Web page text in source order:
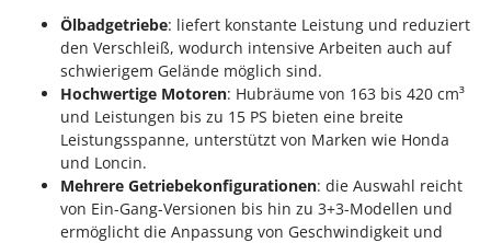
Ölbadgetriebe: liefert konstante Leistung und reduziert
den Verschleiß, wodurch intensive Arbeiten auch auf
schwierigem Gelände möglich sind.
Hochwertige Motoren: Hubräume von 163 bis 420 cm³
und Leistungen bis zu 15 PS bieten eine breite
Leistungsspanne, unterstützt von Marken wie Honda
und Loncin.
Mehrere Getriebekonfigurationen: die Auswahl reicht
von Ein-Gang-Versionen bis hin zu 3+3-Modellen und
ermöglicht die Anpassung von Geschwindigkeit und